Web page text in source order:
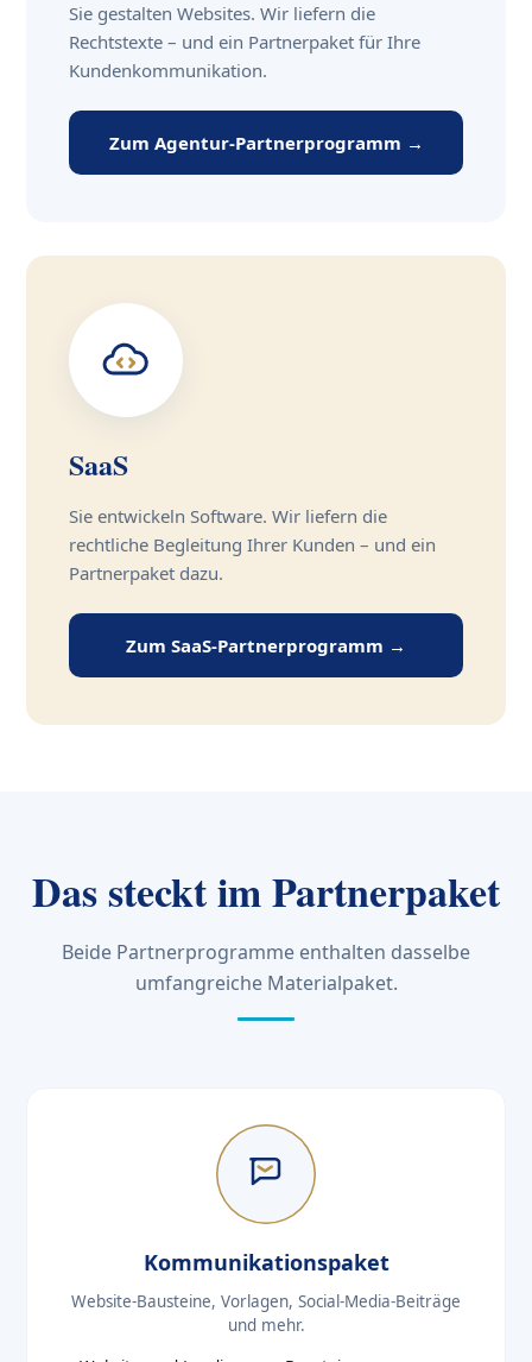
Sie gestalten Websites. Wir liefern die
Rechtstexte – und ein Partnerpaket für Ihre
Kundenkommunikation.
Zum Agentur-Partnerprogramm →
SaaS
Sie entwickeln Software. Wir liefern die
rechtliche Begleitung Ihrer Kunden – und ein
Partnerpaket dazu.
Zum SaaS-Partnerprogramm →
Das steckt im Partnerpaket
Beide Partnerprogramme enthalten dasselbe
umfangreiche Materialpaket.
Kommunikationspaket
Website-Bausteine, Vorlagen, Social-Media-Beiträge
und mehr.